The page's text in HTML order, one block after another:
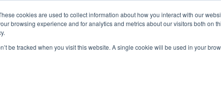
cookies are used to collect information about how you interact with our
browsing experience and for analytics and metrics about our visitors both on
be tracked when you visit this website. A single cookie will be used in your